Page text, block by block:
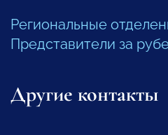
Региональные
Представители за
Другие контакты